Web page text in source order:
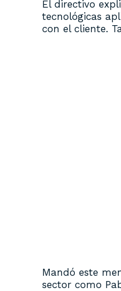
El directivo
tecnológicas
con el cliente.
Mandó este
sector como